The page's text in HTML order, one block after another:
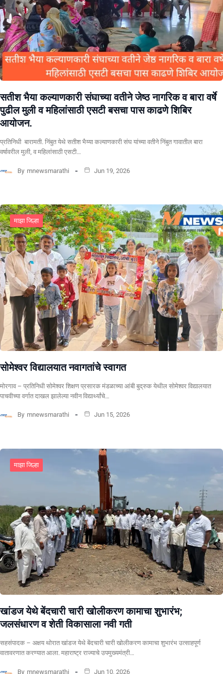
सतीश भैया कल्याणकारी संघाच्या वतीने जेष्ठ नागरिक व बारा वर्षे
पुढील मुली व महिलांसाठी एसटी बसचा पास काढणे शिबिर
आयोजन.
प्रतिनिधी बारामती. निंबुत येथे सतीश भैय्या कल्याणकारी संघ यांच्या वतीने निंबुत गावातील बारा
वर्षावरील मुली, व महिलांसाठी एसटी…
By mnewsmarathi Jun 19, 2026
माझा जिल्हा
सोमेश्वर विद्यालयात नवागतांचे स्वागत
मोरगाव – प्रतिनिधी सोमेश्वर शिक्षण प्रसारक मंडळाच्या आंबी बुद्रुक येथील सोमेश्वर विद्यालयात
पाचवीच्या वर्गात दाखल झालेल्या नवीन विद्यार्थ्यांचे…
By mnewsmarathi Jun 15, 2026
माझा जिल्हा
खांडज येथे बेंदचारी चारी खोलीकरण कामाचा शुभारंभ;
जलसंधारण व शेती विकासाला नवी गती
सहसंपादक – अक्षय थोरात खांडज येथे बेंदचारी चारी खोलीकरण कामाचा शुभारंभ उत्साहपूर्ण
वातावरणात करण्यात आला. महाराष्ट्र राज्याचे उपमुख्यमंत्री…
By mnewsmarathi Jun 10, 2026